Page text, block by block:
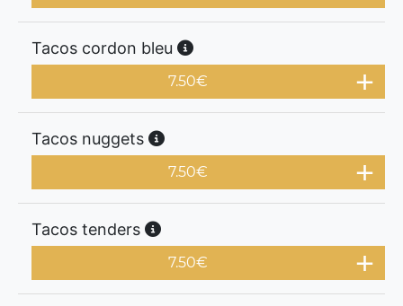
Tacos cordon bleu
7.50€
Tacos nuggets
7.50€
Tacos tenders
7.50€